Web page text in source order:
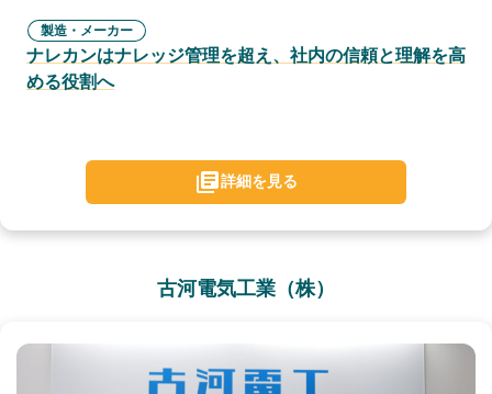
製造・メーカー
ナレカンはナレッジ管理を超え、社内の信頼と理解を高
める役割へ
詳細を見る
古河電気工業（株）